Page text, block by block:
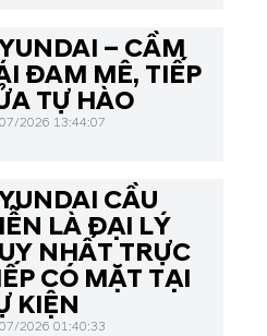
Thành Công Cầu
mang đến chương
ưu đãi hấp dẫn dành
Quý khách hàng.
– CẦM
ĐAM MÊ, TIẾP
TỰ HÀO
2026 13:44:07
CẦU
LÀ ĐẠI LÝ
NHẤT TRỰC
CÓ MẶT TẠI
KIỆN
2026 01:40:33